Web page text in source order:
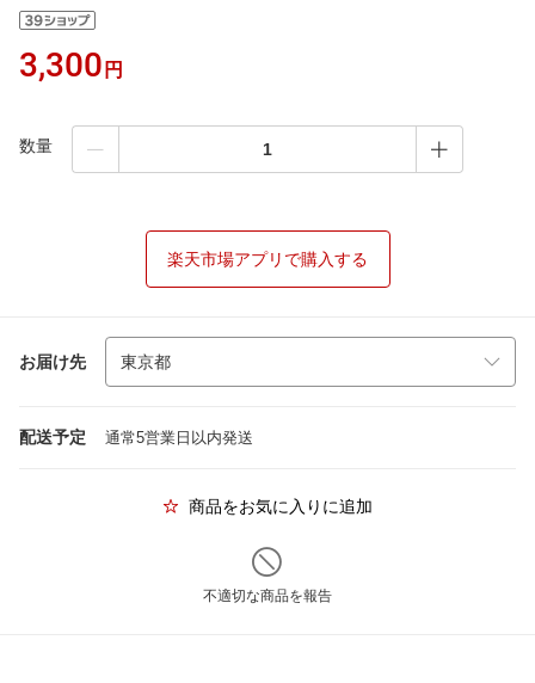
3,300 円
数量
楽天市場アプリで購入する
お届け先
配送予定 通常5営業日以内発送
商品をお気に入りに追加
不適切な商品を報告